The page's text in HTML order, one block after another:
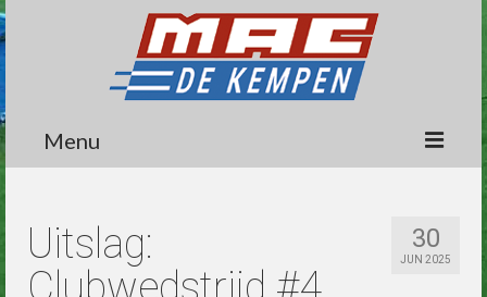
Menu
Nieuws
Lidmaatschap
30
JUN 2025
Uitslag:
Clubwedstrijd #4